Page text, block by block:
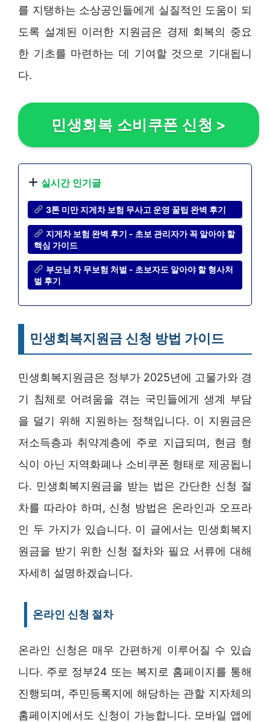
를 지탱하는 소상공인들에게 실질적인 도움이 되
도록 설계된 이러한 지원금은 경제 회복의 중요
한 기초를 마련하는 데 기여할 것으로 기대됩니
다.
민생회복 소비쿠폰 신청 >
실시간 인기글
3톤 미만 지게차 보험 무사고 운영 꿀팁 완벽 후기
지게차 보험 완벽 후기 - 초보 관리자가 꼭 알아야 할
핵심 가이드
부모님 차 무보험 처벌 - 초보자도 알아야 할 형사처
벌 후기
민생회복지원금 신청 방법 가이드
민생회복지원금은 정부가 2025년에 고물가와 경
기 침체로 어려움을 겪는 국민들에게 생계 부담
을 덜기 위해 지원하는 정책입니다. 이 지원금은
저소득층과 취약계층에 주로 지급되며, 현금 형
식이 아닌 지역화폐나 소비쿠폰 형태로 제공됩니
다. 민생회복지원금을 받는 법은 간단한 신청 절
차를 따라야 하며, 신청 방법은 온라인과 오프라
인 두 가지가 있습니다. 이 글에서는 민생회복지
원금을 받기 위한 신청 절차와 필요 서류에 대해
자세히 설명하겠습니다.
온라인 신청 절차
온라인 신청은 매우 간편하게 이루어질 수 있습
니다. 주로 정부24 또는 복지로 홈페이지를 통해
진행되며, 주민등록지에 해당하는 관할 지자체의
홈페이지에서도 신청이 가능합니다. 모바일 앱에